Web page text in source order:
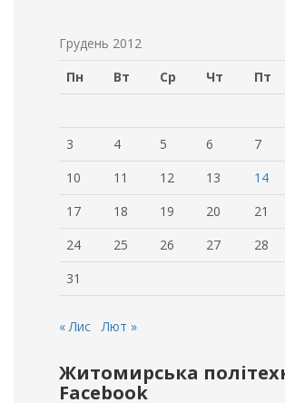
Грудень 2012
Пн
Вт Ср Чт Пт
3
4 5 6 7
10
11 12 13 14
17
18 19 20 21
24
25 26 27 28
31
« Лис Лют »
Житомирська
Facebook